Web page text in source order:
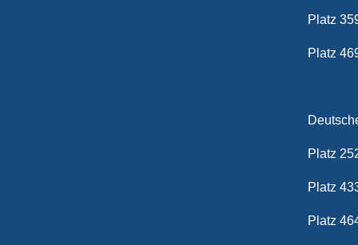
Platz
Platz
Platz
Platz
Platz